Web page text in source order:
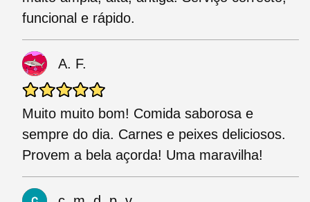
funcional e rápido.
A. F.
Muito muito bom! Comida saborosa e
sempre do dia. Carnes e peixes deliciosos.
Provem a bela açorda! Uma maravilha!